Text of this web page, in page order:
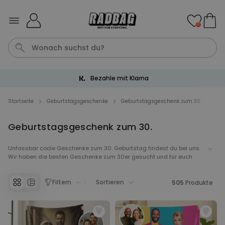
Personalisierbar
Spritz Glas mit Name
über 19.400
16,99 €
Personalisierbar
Maritim mit Text
über 1.900
mal gekauft
34,99 €
0
Trusted Shops 4.6 / 5.00
Startseite Geburtstagsgeschenke Geburtstagsgeschenk zum 30.
Geburtstagsgeschenk zum 30.
Unfassbar coole Geschenke zum 30. Geburtstag findest du bei uns.
Wir haben die besten Geschenke zum 30er gesucht und für euch
Freunde mit einem genialen Geburtstagsgeschenk.
Filtern Sortieren 505 Produkte